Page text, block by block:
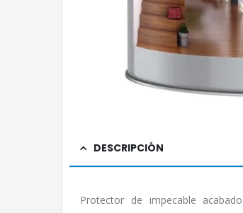
DESCRIPCIÓN
Protector de impecable